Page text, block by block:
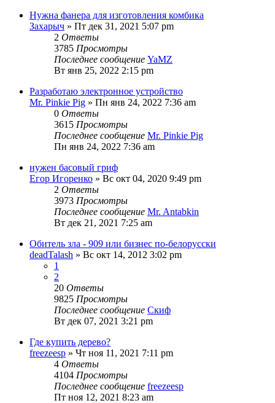
Нужна фанера для изготовления комбика
Захарыч » Пт дек 31, 2021 5:07 pm
2 Ответы
3785 Просмотры
Последнее сообщение YaMZ
Вт янв 25, 2022 2:15 pm
Разработаю электронное устройство
Mr. Pinkie Pig » Пн янв 24, 2022 7:36 am
0 Ответы
3615 Просмотры
Последнее сообщение Mr. Pinkie Pig
Пн янв 24, 2022 7:36 am
нужен басовый гриф
Егор Игоренко » Вс окт 04, 2020 9:49 pm
2 Ответы
3973 Просмотры
Последнее сообщение Mr. Antabkin
Вт дек 21, 2021 7:25 am
Обитель зла - 909 или бизнес по-белорусски
deadTalash » Вс окт 14, 2012 3:02 pm
1
2
20 Ответы
9825 Просмотры
Последнее сообщение Скиф
Вт дек 07, 2021 3:21 pm
Где купить дерево?
freezeesp » Чт ноя 11, 2021 7:11 pm
4 Ответы
4104 Просмотры
Последнее сообщение freezeesp
Пт ноя 12, 2021 8:23 am